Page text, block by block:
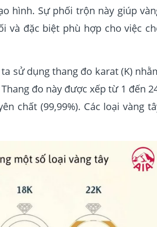
hình. Sự phối trộn này giúp
và đặc biệt phù hợp cho việc
sử dụng thang đo karat (K)
đo này được xếp từ 1 đến
chất (99,99%). Các loại vàng